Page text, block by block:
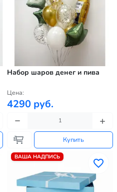
Набор шаров денег и пива
Цена:
4290 руб.
Купить
ВАША НАДПИСЬ